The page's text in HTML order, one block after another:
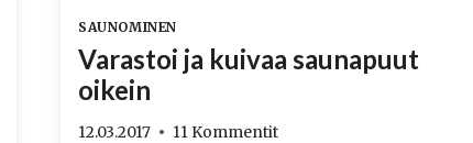
SAUNOMINEN
Varastoi ja kuivaa saunapuut
oikein
12.03.2017 11 Kommentit